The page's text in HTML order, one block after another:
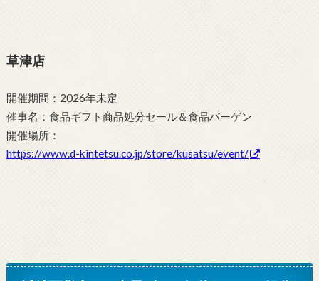
草津店
開催期間：2026年未定
催事名：食品ギフト商品処分セール＆食品バーゲン
開催場所：
https://www.d-kintetsu.co.jp/store/kusatsu/event/